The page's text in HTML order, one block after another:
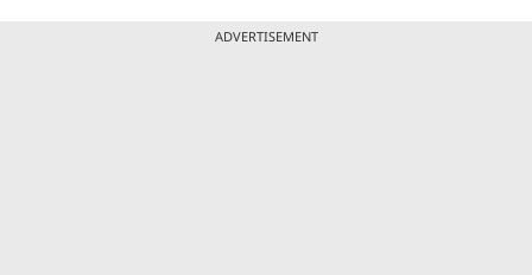
ADVERTISEMENT